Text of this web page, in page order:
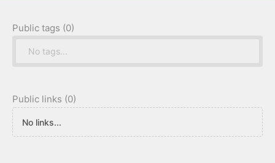
Public tags (0)
No tags...
Public links (0)
No links...